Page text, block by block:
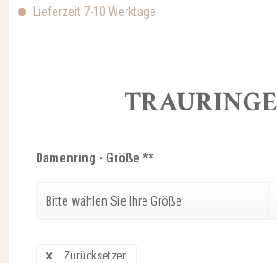
Lieferzeit 7-10 Werktage
TRAURINGE
Damenring - Größe **
Zurücksetzen